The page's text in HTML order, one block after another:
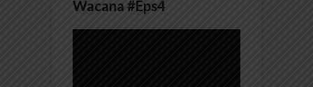
Wacana #Eps4